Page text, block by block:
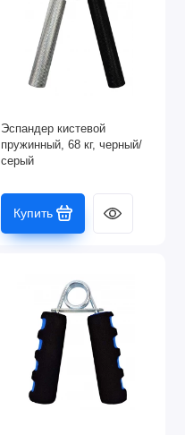
Эспандер кистевой
пружинный, 68 кг, черный/
серый
Купить